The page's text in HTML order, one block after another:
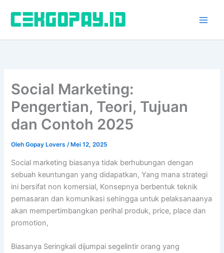
konten
Social Marketing:
Pengertian, Teori, Tujuan
dan Contoh 2025
OlehGopay Lovers/ Mei 12, 2025
Social marketing biasanya tidak berhubungan dengan
sebuah keuntungan yang didapatkan, Yang mana strategi
ini bersifat non komersial, Konsepnya berbentuk teknik
pemasaran dan komunikasi sehingga untuk pelaksanaanya
akan mempertimbangkan perihal produk, price, place dan
promotion,
Biasanya Seringkali dijumpai segelintir orang yang